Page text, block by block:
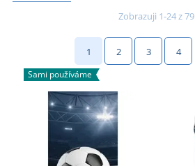
Zobrazuji 1-24 z 79
1 2 3 4
Sami používáme